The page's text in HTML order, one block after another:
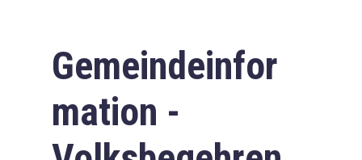
Gemeindeinfor
mation -